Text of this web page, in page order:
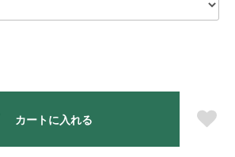
カートに入れる